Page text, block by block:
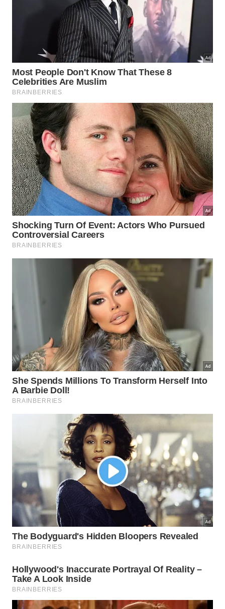
barragem viva, capaz de mudar com o rio, segurar
água quando ela falta e reduzir a velocidade
quando ela chega com força.